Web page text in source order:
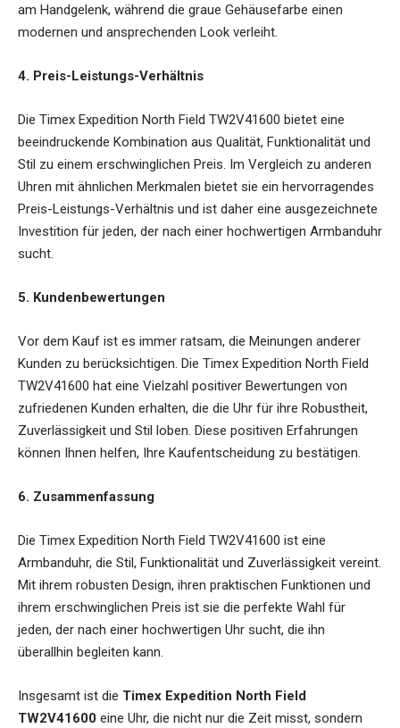
am Handgelenk, während die graue Gehäusefarbe einen
modernen und ansprechenden Look verleiht.
4. Preis-Leistungs-Verhältnis
Die Timex Expedition North Field TW2V41600 bietet eine
beeindruckende Kombination aus Qualität, Funktionalität und
Stil zu einem erschwinglichen Preis. Im Vergleich zu anderen
Uhren mit ähnlichen Merkmalen bietet sie ein hervorragendes
Preis-Leistungs-Verhältnis und ist daher eine ausgezeichnete
Investition für jeden, der nach einer hochwertigen Armbanduhr
sucht.
5. Kundenbewertungen
Vor dem Kauf ist es immer ratsam, die Meinungen anderer
Kunden zu berücksichtigen. Die Timex Expedition North Field
TW2V41600 hat eine Vielzahl positiver Bewertungen von
zufriedenen Kunden erhalten, die die Uhr für ihre Robustheit,
Zuverlässigkeit und Stil loben. Diese positiven Erfahrungen
können Ihnen helfen, Ihre Kaufentscheidung zu bestätigen.
6. Zusammenfassung
Die Timex Expedition North Field TW2V41600 ist eine
Armbanduhr, die Stil, Funktionalität und Zuverlässigkeit vereint.
Mit ihrem robusten Design, ihren praktischen Funktionen und
ihrem erschwinglichen Preis ist sie die perfekte Wahl für
jeden, der nach einer hochwertigen Uhr sucht, die ihn
überallhin begleiten kann.
Insgesamt ist die Timex Expedition North Field
TW2V41600 eine Uhr, die nicht nur die Zeit misst, sondern